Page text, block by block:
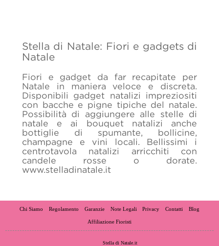
Stella di Natale: Fiori e gadgets di
Natale
Fiori e gadget da far recapitate per
Natale in maniera veloce e discreta.
Disponibili gadget natalizi impreziositi
con bacche e pigne tipiche del natale.
Possibilità di aggiungere alle stelle di
natale e ai bouquet natalizi anche
bottiglie di spumante, bollicine,
champagne e vini locali. Bellissimi i
centrotavola natalizi arricchiti con
candele rosse o dorate.
www.stelladinatale.it
Chi Siamo Regolamento Garanzie Note Legali Privacy Contatti Blog
Affiliazione Fioristi
Stella di Natale.it